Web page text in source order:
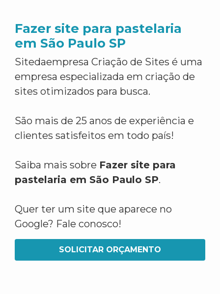
Fazer site para pastelaria
em São Paulo SP
Sitedaempresa Criação de Sites é uma
empresa especializada em criação de
sites otimizados para busca.
São mais de 25 anos de experiência e
clientes satisfeitos em todo país!
Saiba mais sobre Fazer site para
pastelaria em São Paulo SP.
Quer ter um site que aparece no
Google? Fale conosco!
SOLICITAR ORÇAMENTO